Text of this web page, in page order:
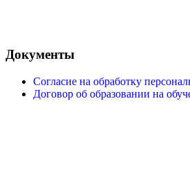
Документы
Согласие на обработку
Договор об образовании на